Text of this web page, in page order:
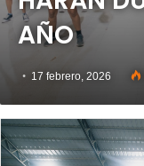
AÑO
17 febrero, 2026